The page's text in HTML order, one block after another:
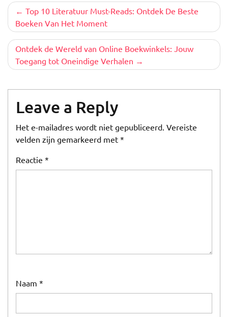
Berichtnavigatie
Top 10 Literatuur Must-Reads: Ontdek De Beste
Boeken Van Het Moment
Ontdek de Wereld van Online Boekwinkels: Jouw
Toegang tot Oneindige Verhalen
Leave a Reply
Het e-mailadres wordt niet gepubliceerd. Vereiste
velden zijn gemarkeerd met *
Reactie *
Naam *